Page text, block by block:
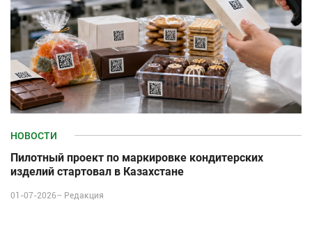
НОВОСТИ
Пилотный проект по маркировке кондитерских
изделий стартовал в Казахстане
01-07-2026– Редакция